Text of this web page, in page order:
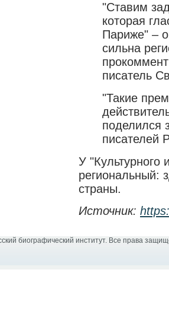
"Ставим
которая
Париже" –
сильна
писатель
"Такие
поделился
писателей
У "Культурного
региональный:
страны.
Источник:
биографический институт. Все права